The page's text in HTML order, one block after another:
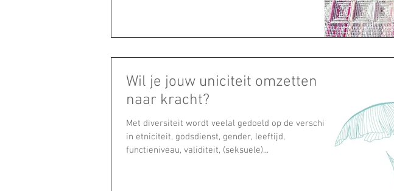
Wil je jouw uniciteit omzetten
naar kracht?
Met diversiteit wordt veelal gedoeld op de verschillen
in etniciteit, godsdienst, gender, leeftijd,
functieniveau, validiteit, (seksuele)...